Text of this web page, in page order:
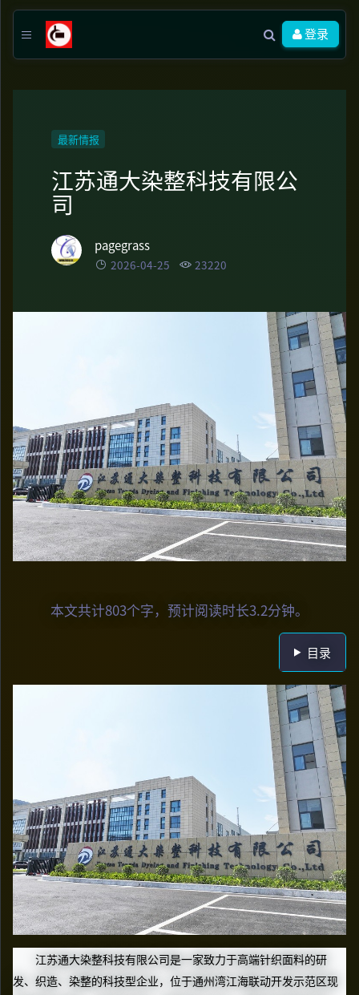
登录
最新情报
江苏通大染整科技有限公
司
pagegrass
2026-04-25 23220
本文共计803个字，预计阅读时长3.2分钟。
目录
江苏通大染整科技有限公司是一家致力于高端针织面料的研
发、织造、染整的科技型企业，位于通州湾江海联动开发示范区现